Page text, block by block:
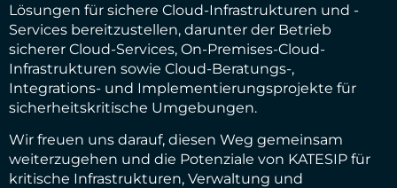
Lösungen für sichere Cloud-Infrastrukturen und -
Services bereitzustellen, darunter der Betrieb
sicherer Cloud-Services, On-Premises-Cloud-
Infrastrukturen sowie Cloud-Beratungs-,
Integrations- und Implementierungsprojekte für
sicherheitskritische Umgebungen.
Wir freuen uns darauf, diesen Weg gemeinsam
weiterzugehen und die Potenziale von KATESIP für
kritische Infrastrukturen, Verwaltung und